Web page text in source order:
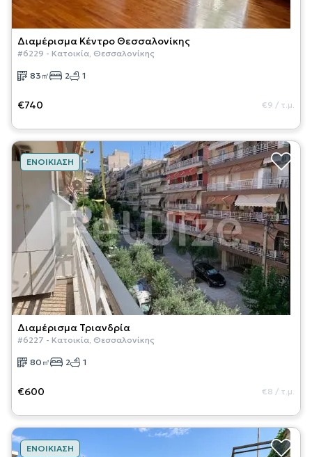
Διαμέρισμα Κέντρο Θεσσαλονίκης
#6229 - Κατοικία, Θεσσαλονίκης
83 ㎡ 2 1
€740 €9 / τ.μ.
ΕΝΟΙΚΊΑΣΗ
Διαμέρισμα Τριανδρία
#6227 - Κατοικία, Θεσσαλονίκης
80 ㎡ 2 1
€600 €8 / τ.μ.
ΕΝΟΙΚΊΑΣΗ